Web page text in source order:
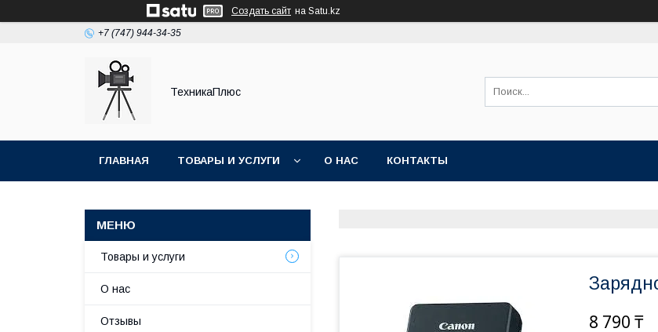
Создать сайт на Satu.kz
+7 (747) 944-34-35
ТехникаПлюс
ГЛАВНАЯ ТОВАРЫ И УСЛУГИ О НАС КОНТАКТЫ
8 790 ₸
Товары и услуги
О нас
Отзывы